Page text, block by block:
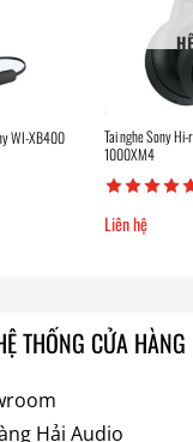
WI-XB400
Tai nghe Sony
1000XM4
Liên hệ
THỐNG CỬA HÀNG
Hải Audio